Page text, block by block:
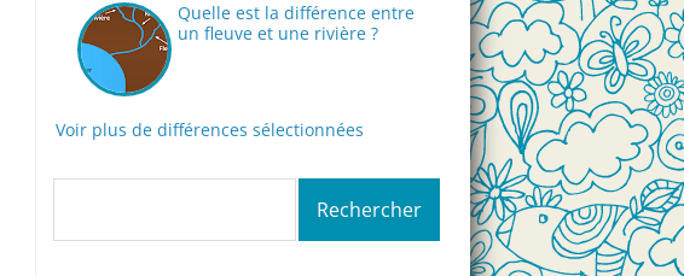
Quelle est la différence entre
un fleuve et une rivière ?
Voir plus de différences sélectionnées